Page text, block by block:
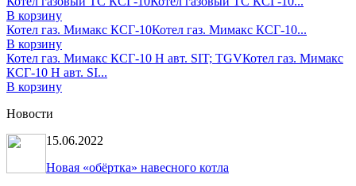
В корзину
Котел газ. Мимакс КСГ-10Котел газ. Мимакс КСГ-10...
В корзину
Котел газ. Мимакс КСГ-10 Н авт. SIT; TGVКотел газ. Мимакс
КСГ-10 Н авт. SI...
В корзину
Новости
15.06.2022
Новая «обёртка» навесного котла